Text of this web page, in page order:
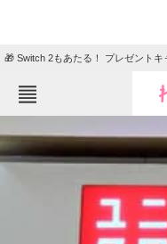
🎁 Switch 2もあたる！ プレゼントキ
TOP